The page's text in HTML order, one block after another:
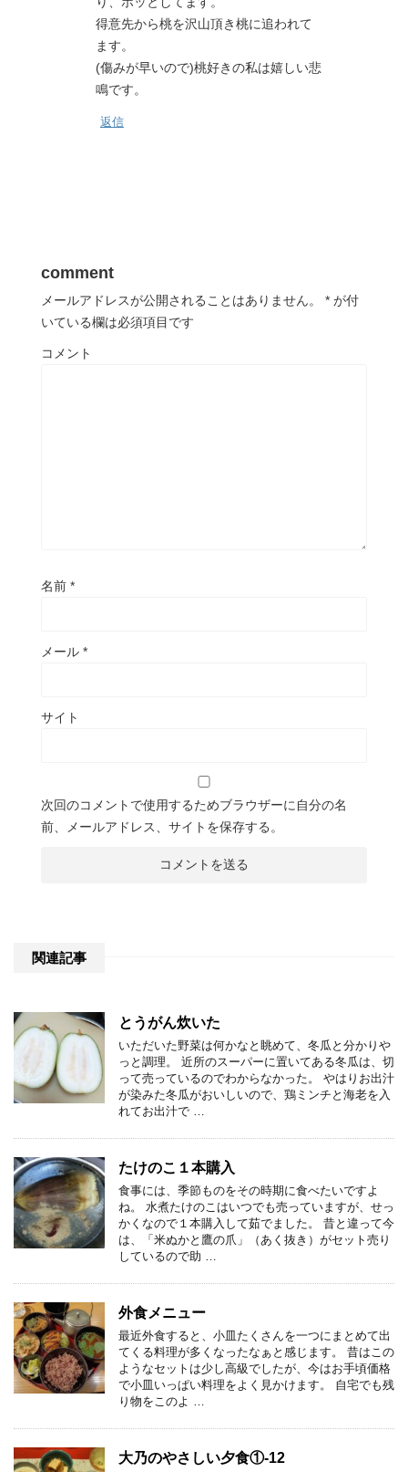
得意先から桃を沢山頂き桃に追われて
ます。
(傷みが早いので)桃好きの私は嬉しい悲
鳴です。
返信
comment
メールアドレスが公開されることはありません。 * が付
いている欄は必須項目です
コメント
名前 *
メール *
サイト
次回のコメントで使用するためブラウザーに自分の名
前、メールアドレス、サイトを保存する。
関連記事
とうがん炊いた
いただいた野菜は何かなと眺めて、冬瓜と分かりや
っと調理。 近所のスーパーに置いてある冬瓜は、切
って売っているのでわからなかった。 やはりお出汁
が染みた冬瓜がおいしいので、鶏ミンチと海老を入
れてお出汁で …
たけのこ１本購入
食事には、季節ものをその時期に食べたいですよ
ね。 水煮たけのこはいつでも売っていますが、せっ
かくなので１本購入して茹でました。 昔と違って今
は、「米ぬかと鷹の爪」（あく抜き）がセット売り
しているので助 …
外食メニュー
最近外食すると、小皿たくさんを一つにまとめて出
てくる料理が多くなったなぁと感じます。 昔はこの
ようなセットは少し高級でしたが、今はお手頃価格
で小皿いっぱい料理をよく見かけます。 自宅でも残
り物をこのよ …
大乃のやさしい夕食①-12